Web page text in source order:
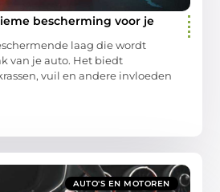
bescherming voor je
laag die wordt
van je auto. Het biedt
vuil en andere invloeden
AUTO'S EN MOTOREN